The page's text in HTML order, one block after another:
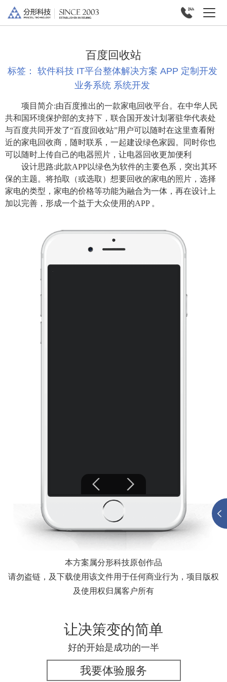
百度回收站
标签： 软件科技 IT平台整体解决方案 APP 定制开发
业务系统 系统开发
项目简介:由百度推出的一款家电回收平台。在中华人民
共和国环境保护部的支持下，联合国开发计划署驻华代表处
与百度共同开发了“百度回收站”用户可以随时在这里查看附
近的家电回收商，随时联系，一起建设绿色家园。同时你也
可以随时上传自己的电器照片，让电器回收更加便利
设计思路:此款APP以绿色为软件的主要色系，突出其环
保的主题。将拍取（或选取）想要回收的家电的照片，选择
家电的类型，家电的价格等功能为融合为一体，再在设计上
加以完善，形成一个益于大众使用的APP 。
本方案属分形科技原创作品
请勿盗链，及下载使用该文件用于任何商业行为，项目版权
及使用权归属客户所有
让决策变的简单
好的开始是成功的一半
我要体验服务